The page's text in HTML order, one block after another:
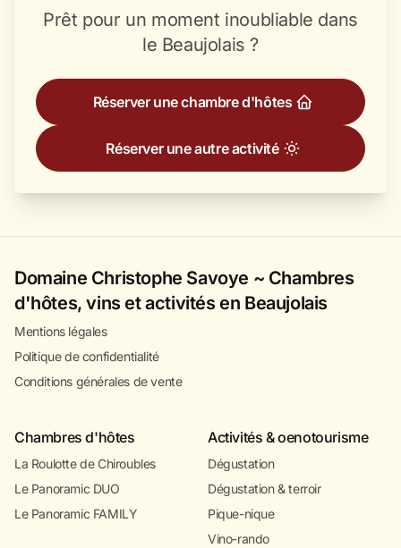
Prêt pour un moment inoubliable dans
le Beaujolais ?
Réserver une chambre d'hôtes
Réserver une autre activité
Domaine Christophe Savoye ~ Chambres
d'hôtes, vins et activités en Beaujolais
Mentions légales
Politique de confidentialité
Conditions générales de vente
Chambres d'hôtes
La Roulotte de Chiroubles
Le Panoramic DUO
Le Panoramic FAMILY
Activités & oenotourisme
Dégustation
Dégustation & terroir
Pique-nique
Vino-rando